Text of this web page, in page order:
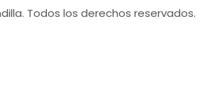
Todos los derechos reservados.